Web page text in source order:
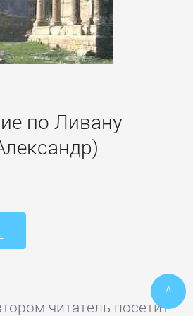
по Ливану
читатель посетит
^